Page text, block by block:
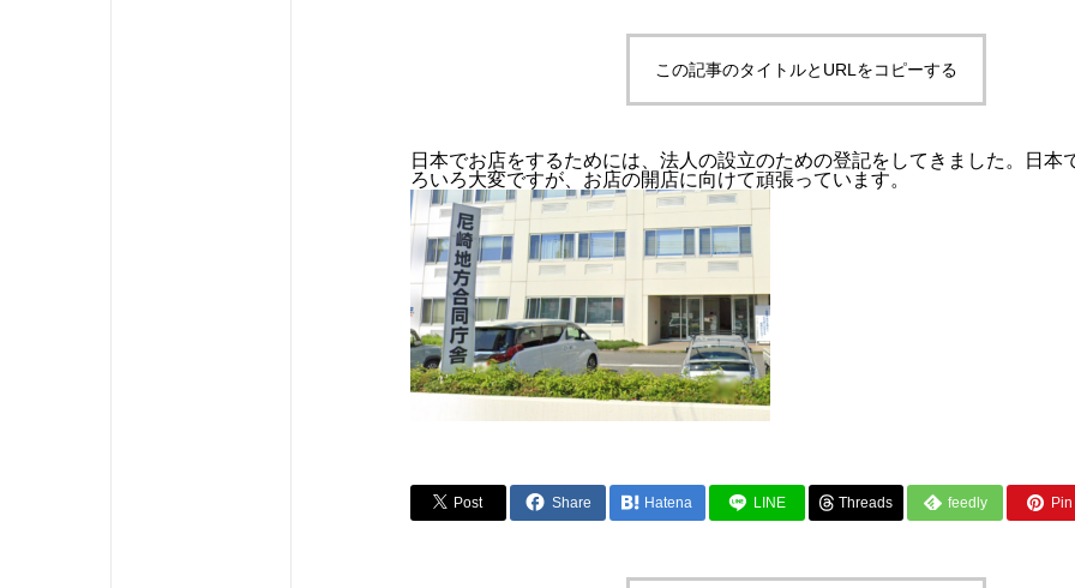
この記事のタイトルとURLをコピーする
日本でお店をするためには、法人の設立のための登記をしてきました。日本
ろいろ大変ですが、お店の開店に向けて頑張っています。
Post Share Hatena LINE Threads feedly